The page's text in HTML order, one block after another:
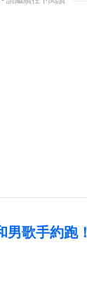
男歌手約跑